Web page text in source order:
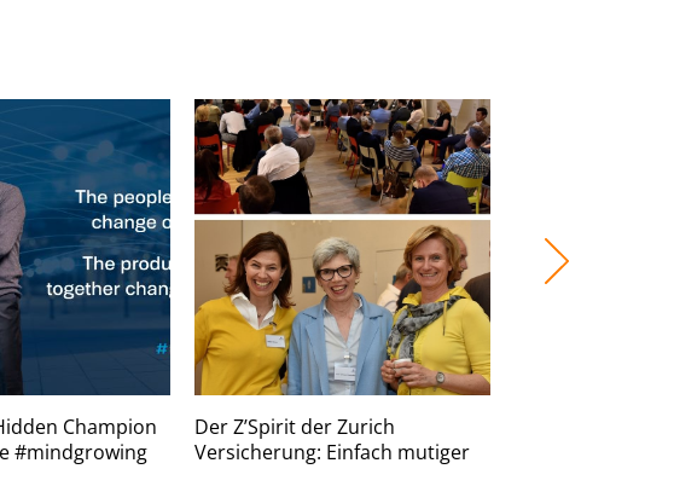
Champion
#mindgrowing
Der Z’Spirit der Zurich
Versicherung: Einfach mutiger